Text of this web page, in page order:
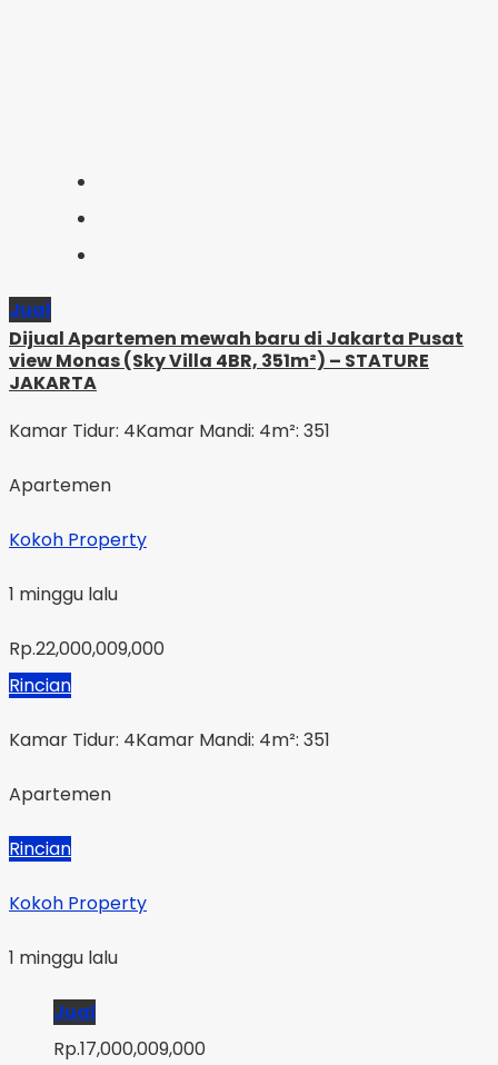
Jual
Dijual Apartemen mewah baru di Jakarta Pusat
view Monas (Sky Villa 4BR, 351m²) – STATURE
JAKARTA
Kamar Tidur: 4Kamar Mandi: 4m²: 351
Apartemen
Kokoh Property
1 minggu lalu
Rp.22,000,009,000
Rincian
Kamar Tidur: 4Kamar Mandi: 4m²: 351
Apartemen
Rincian
Kokoh Property
1 minggu lalu
Jual
Rp.17,000,009,000